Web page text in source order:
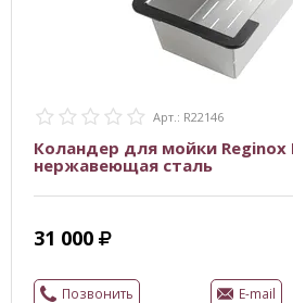
Арт.: R22146
Коландер для мойки Reginox
нержавеющая сталь
31 000
Позвонить E-mail